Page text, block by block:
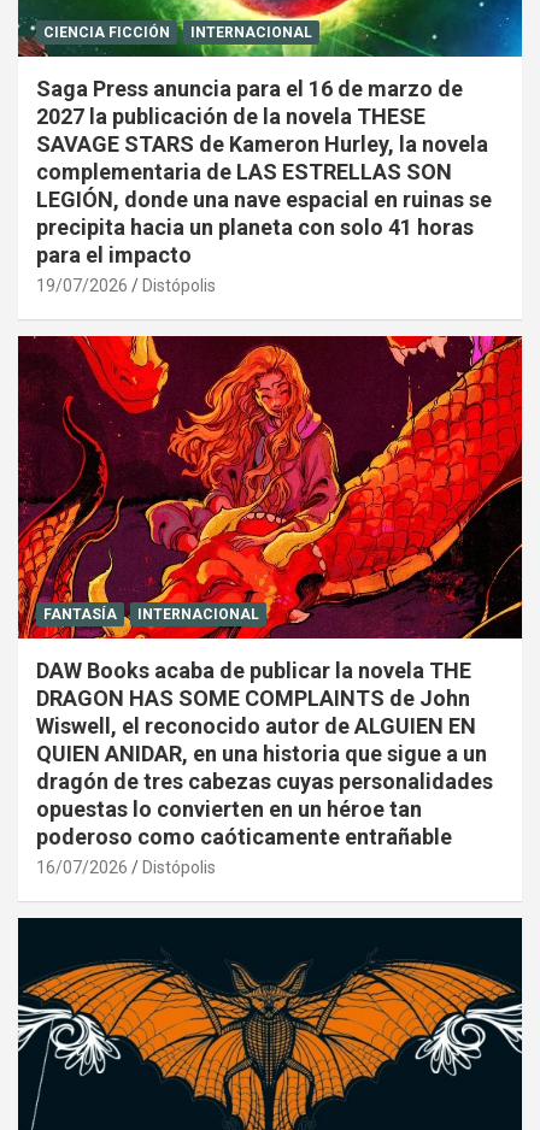
CIENCIA FICCIÓN INTERNACIONAL
Saga Press anuncia para el 16 de marzo de
2027 la publicación de la novela THESE
SAVAGE STARS de Kameron Hurley, la novela
complementaria de LAS ESTRELLAS SON
LEGIÓN, donde una nave espacial en ruinas se
precipita hacia un planeta con solo 41 horas
para el impacto
19/07/2026 Distópolis
FANTASÍA INTERNACIONAL
DAW Books acaba de publicar la novela THE
DRAGON HAS SOME COMPLAINTS de John
Wiswell, el reconocido autor de ALGUIEN EN
QUIEN ANIDAR, en una historia que sigue a un
dragón de tres cabezas cuyas personalidades
opuestas lo convierten en un héroe tan
poderoso como caóticamente entrañable
16/07/2026 Distópolis